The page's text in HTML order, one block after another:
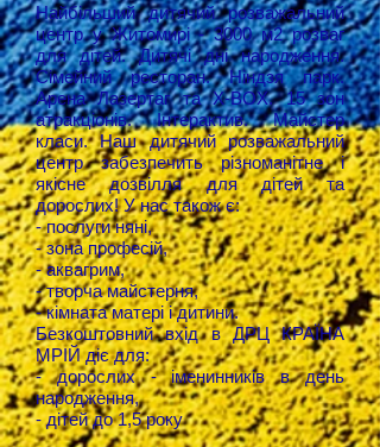
Найбільший дитячий розважальний
центр у Житомирі - 3000 м2 розваг
для дітей. Дитячі дні народження.
Сімейний ресторан. Ніндзя парк.
Арена Лазертаг та Х-BOX. 15 зон
атракціонів. Інтерактив. Майстер
класи. Наш дитячий розважальний
центр забезпечить різноманітне і
якісне дозвілля для дітей та
дорослих! У нас також є:
- послуги няні,
- зона професій,
- аквагрим,
- творча майстерня,
- кімната матері і дитини.
Безкоштовний вхід в ДРЦ КРАЇНА
МРІЙ діє для:
- дорослих - іменинників в день
народження,
- дітей до 1,5 року